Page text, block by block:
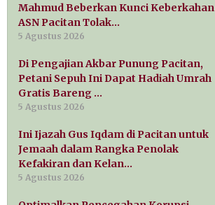
Mahmud Beberkan Kunci Keberkahan
ASN Pacitan Tolak…
5 Agustus 2026
Di Pengajian Akbar Punung Pacitan,
Petani Sepuh Ini Dapat Hadiah Umrah
Gratis Bareng …
5 Agustus 2026
Ini Ijazah Gus Iqdam di Pacitan untuk
Jemaah dalam Rangka Penolak
Kefakiran dan Kelan…
5 Agustus 2026